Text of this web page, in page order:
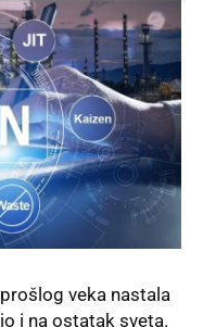
veka nastala
i na ostatak sveta.